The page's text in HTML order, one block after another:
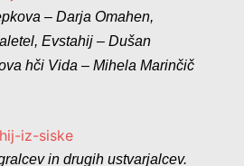
– Darja Omahen,
Evstahij – Dušan
hči Vida – Mihela Marinčič
in drugih ustvarjalcev.